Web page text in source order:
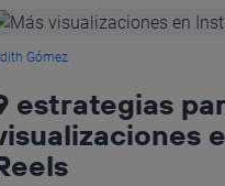
Gómez
estrategias